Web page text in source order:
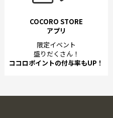
COCORO STORE
アプリ
限定イベント
盛りだくさん！
ココロポイントの付与率もUP！